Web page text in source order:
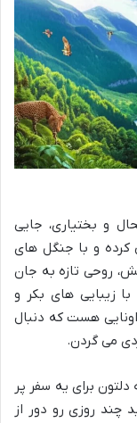
و بختیاری، جایی
و با جنگل های
روحی تازه به جان
زیبایی های بکر و
هست که دنبال
می گردن.
برای یه سفر پر
چند روزی رو دور از